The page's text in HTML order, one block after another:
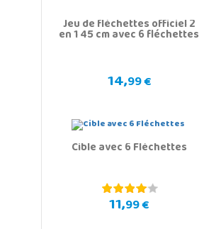
Jeu de fléchettes officiel 2
en 1 45 cm avec 6 fléchettes
14,99 €
Cible avec 6 Fléchettes
11,99 €